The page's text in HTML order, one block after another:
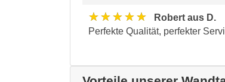
★★★★★
Robert aus D.
Perfekte Qualität, perfekter